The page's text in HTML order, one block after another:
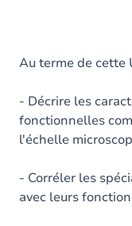
Au terme de cette
- Décrire les
fonctionnelles
l'échelle
- Corréler les
avec leurs